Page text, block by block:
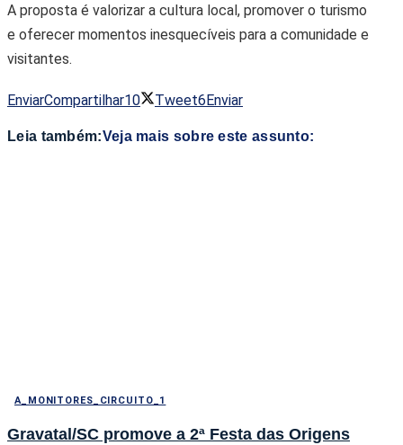
A proposta é valorizar a cultura local, promover o turismo
e oferecer momentos inesquecíveis para a comunidade e
visitantes.
EnviarCompartilhar10 Tweet6Enviar
Leia também:Veja mais sobre este assunto:
A_MONITORES_CIRCUITO_1
Gravatal/SC promove a 2ª Festa das Origens